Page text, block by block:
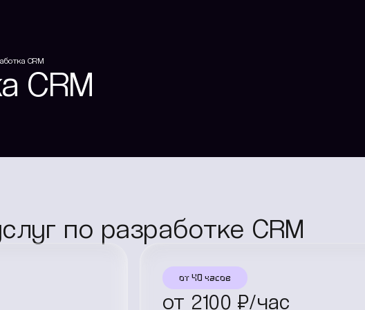
CRM
CRM
по разработке CRM
от 40 часов
от 2100 ₽/час